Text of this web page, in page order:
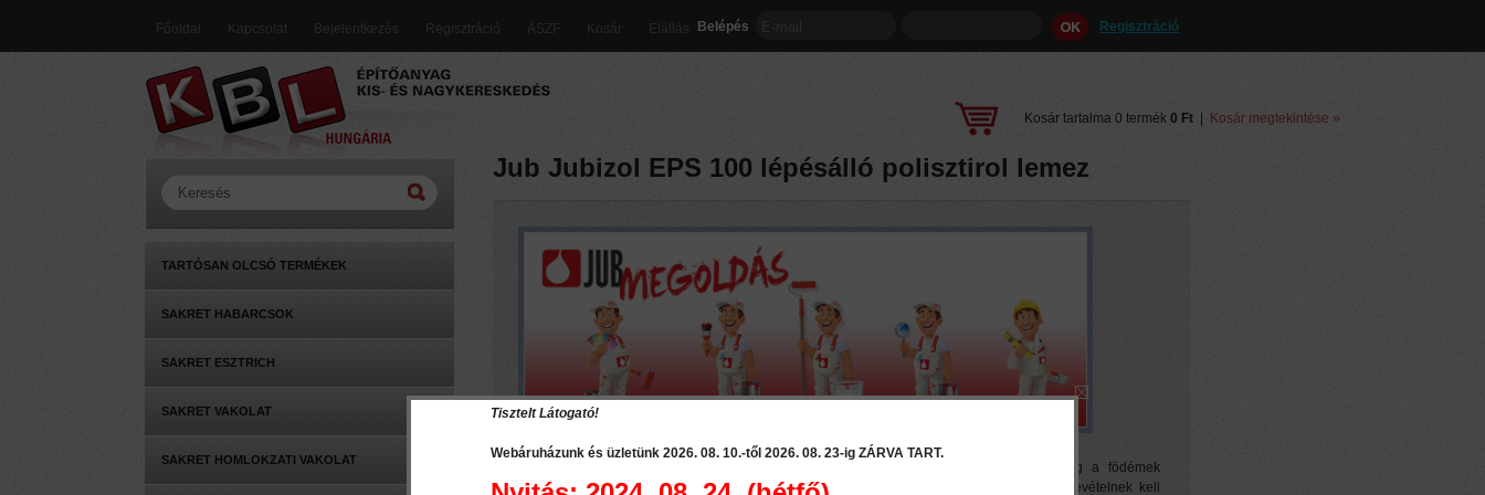
Főoldal Kapcsolat Bejelentkezés Regisztráció ÁSZF Kosár Elállás Belépés Regisztráció
Kosár tartalma 0 termék 0 Ft Kosár megtekintése »
TARTÓSAN OLCSÓ TERMÉKEK
SAKRET HABARCSOK
SAKRET ESZTRICH
SAKRET VAKOLAT
SAKRET HOMLOKZATI VAKOLAT
Jub Jubizol EPS 100 lépésálló polisztirol lemez
Az EPS 100 lépésálló polisztirol hablemez leggyakrabban használt hőszigetelő anyag a födémek
hőszigetelésénél. Olyan épületszerkezetekhez ajánlott, ahol nagyobb mechanikai igénybevételnek kell
Tisztelt Látogató!
Webáruházunk és üzletünk 2026. 08. 10.-től 2026. 08. 23-ig ZÁRVA TART.